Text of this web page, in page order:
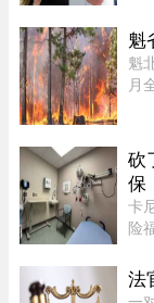
事
魁
魁
月
均
砍
保
卡
险
预
获
法